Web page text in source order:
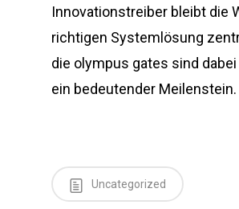
Innovationstreiber bleibt die
richtigen Systemlösung
die olympus gates sind
ein bedeutender Meilenstein.
Uncategorized